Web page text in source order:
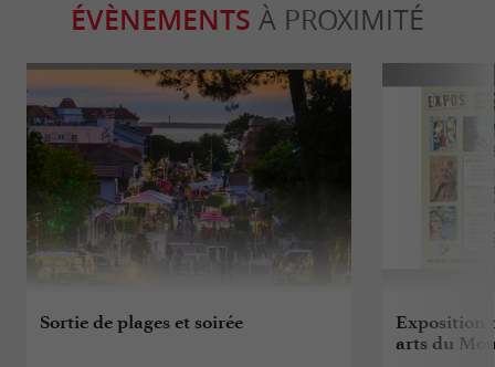
ÉVÈNEMENTS À PROXIMITÉ
Sortie de plages et soirée
Exposition
arts du